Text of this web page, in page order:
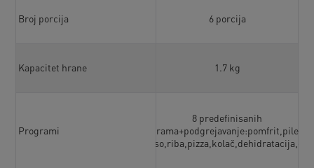
Broj porcija
Kapacitet hrane
Programi
6 porcija
1.7 kg
8 predefinisanih
meso,riba,pizza,kolač,dehidratacija,gril